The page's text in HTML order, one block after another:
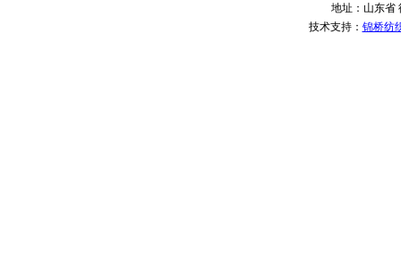
地址：山东省
技术支持： 锦桥纺